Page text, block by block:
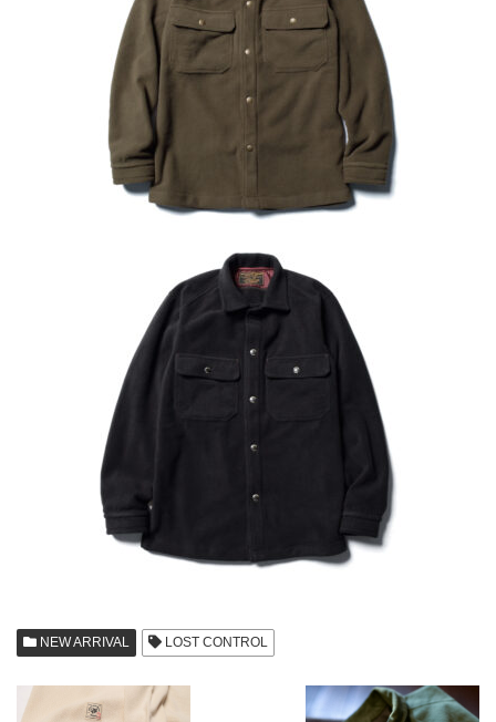
NEW ARRIVAL LOST CONTROL